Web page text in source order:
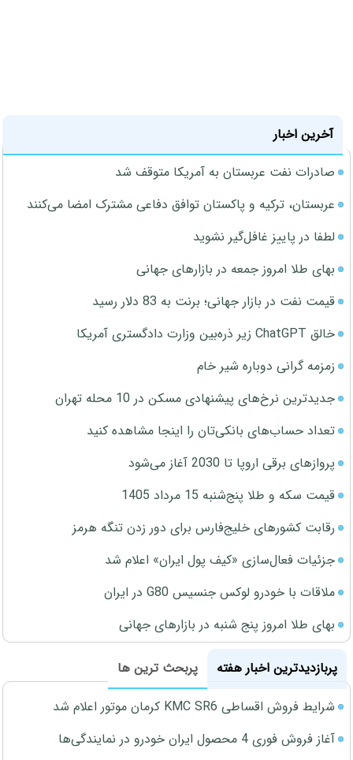
آخرین اخبار
صادرات نفت عربستان به آمریکا متوقف شد
عربستان، ترکیه و پاکستان توافق دفاعی مشترک امضا می‌کنند
لطفا در پاییز غافل‌گیر نشوید
بهای طلا امروز جمعه در بازارهای جهانی
قیمت نفت در بازار جهانی؛ برنت به 83 دلار رسید
خالق ChatGPT زیر ذره‌بین وزارت دادگستری آمریکا
زمزمه گرانی دوباره شیر خام
جدیدترین نرخ‌های پیشنهادی مسکن در 10 محله تهران
تعداد حساب‌های بانکی‌تان را اینجا مشاهده کنید
پروازهای برقی اروپا تا 2030 آغاز می‌شود
قیمت سکه و طلا پنج‌شنبه 15 مرداد 1405
رقابت کشورهای خلیج‌فارس برای دور زدن تنگه هرمز
جزئیات فعال‌سازی «کیف پول ایران» اعلام شد
ملاقات با خودرو لوکس جنسیس G80 در ایران
بهای طلا امروز پنج شنبه در بازارهای جهانی
پربازدیدترین اخبار هفته
پربحث ترین ها
شرایط فروش اقساطی KMC SR6 کرمان موتور اعلام شد
آغاز فروش فوری 4 محصول ایران خودرو در نمایندگی‌ها